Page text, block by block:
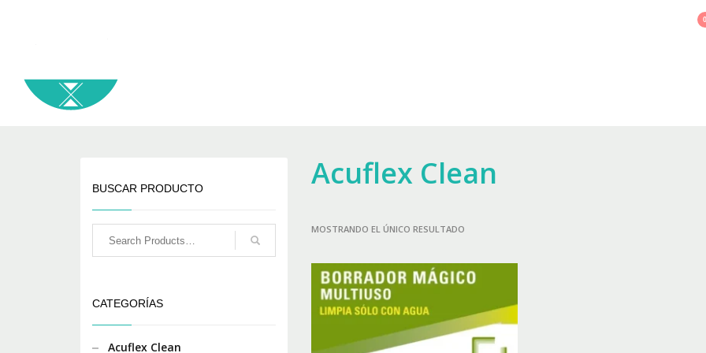
Acuflex Clean
MOSTRANDO EL ÚNICO RESULTADO
BUSCAR PRODUCTO
CATEGORÍAS
Acuflex Clean